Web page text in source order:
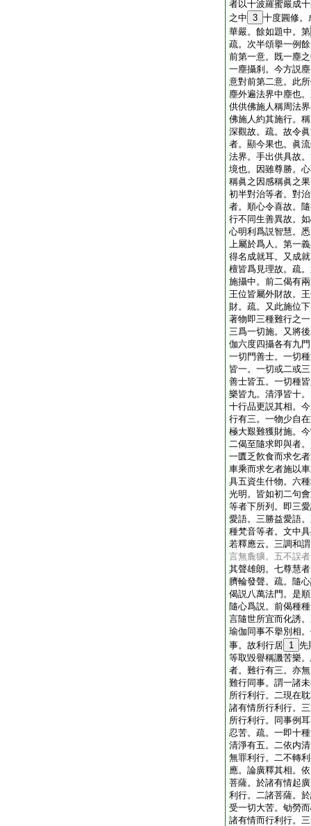
者以十波羅蜜嚴成
之中 3 十度圓修。
華嚴。餘如題中。第
疏。次半頌擧一例
前第一意。既一塵
一塵攝刹。今方説
意對前第二意。此
塵外遍法界中塵也
供供佛施人稱周法
佛施人約其施行。
深觀故。疏。故令
者。顯今果也。眞
法界。手出供具故
境也。因雖尊勝。
稱眞之因感稱眞之
初半對治等者。對
者。順心令喜故。
行不同生善異故。
心明利爲説智慧。
上屬於爲人。第一
得名成就耳。又成
檀皆爲見理故。疏
施攝中。前二偈有
王位皆屬外財故。
財。疏。又此施位
著物即三種難行之
三爲一切施。又將
伽六度四攝各有九
一切門善士。一切
皆一。一切或二或
善士皆五。一切種
樂皆九。清淨皆十
十行品更説其相。
行有三。一物少自
極大艱難獲財施。
二偈至隨求即與者
一匱乏飮食而求乞
車乘而求乞者施以
具五資生什物。六
光明。皆如初二句
等者下所列。即三
愛語。三勝益愛語
種梵音等者。文中
若釋應云。三調和
言無麁獷。五不誤
其聲雄朗。七尊慧
臍輪發聲。疏。隨
偈説八萬法門。是
隨心爲説。前偈種
言隨世所宜而化誘
瑜伽同事不擧別相
事。故利行居 1 先
等取毀譽稱譏苦樂
者。難行有三。亦
難行同事。謂一諸
所行利行。二現在
諸有情所行利行。
所行利行。同事例
忍苦。疏。一即十
清淨有五。二依内
無罪利行。二不轉
應。論廣釋其相。
菩薩。於諸有情起
利行。二諸菩薩。
受一切大苦。劬勞
諸有情而行利行。